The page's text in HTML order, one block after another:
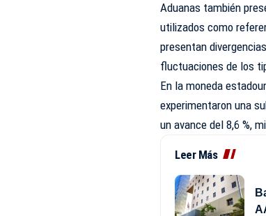
Aduanas también
utilizados como
presentan
fluctuaciones de los
En la moneda
experimentaron una
un avance del 8,6 %,
Leer Más